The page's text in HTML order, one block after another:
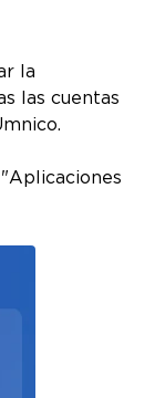
la
las cuentas